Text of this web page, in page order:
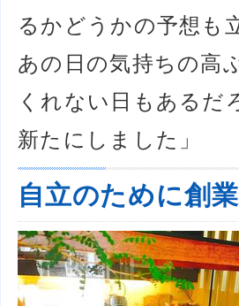
るかどうかの予想も
あの日の気持ちの高
くれない日もあるだ
新たにしました」
自立のために創